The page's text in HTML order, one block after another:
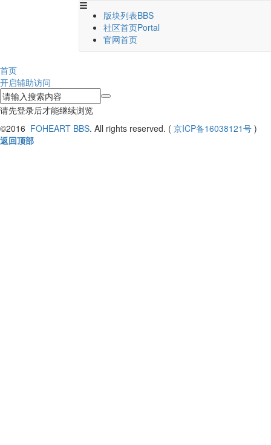
版块列表BBS
社区首页Portal
官网首页
首页
开启辅助访问
请先登录后才能继续浏览
©2016 FOHEART BBS. All rights reserved. ( 京ICP备16038121号 )
返回顶部